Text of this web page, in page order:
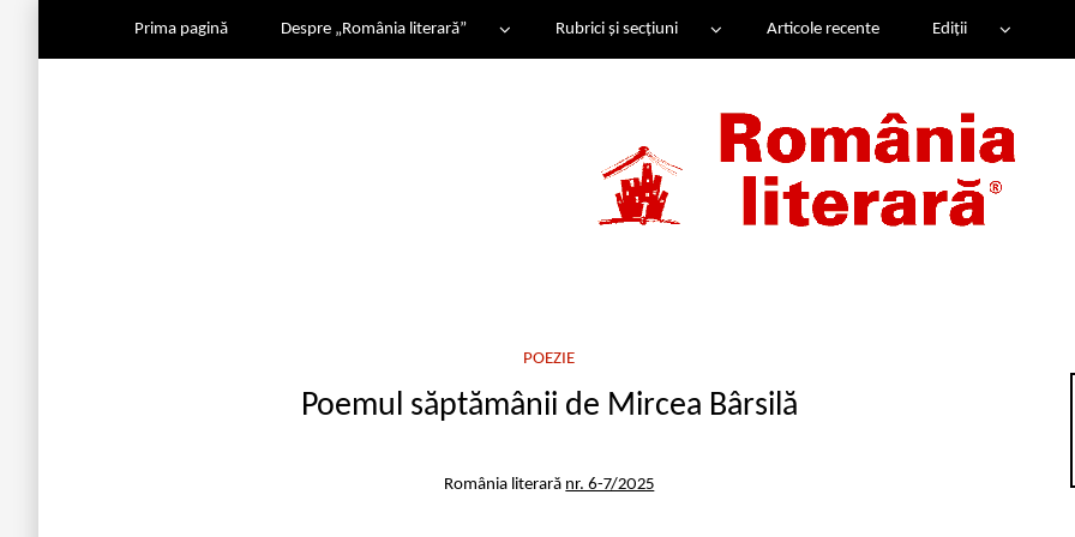
Prima pagină Despre „România literară” Rubrici și secțiuni Articole recente Ediții
POEZIE
Poemul săptămânii de Mircea Bârsilă
România literară nr. 6-7/2025